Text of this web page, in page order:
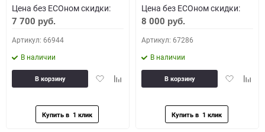
Цена без ECOном скидки:
7 700 руб.
Артикул: 66944
В наличии
ДобавитьДобавить
В корзину
Цена без ECOном скидки:
8 000 руб.
Артикул: 67286
В наличии
Добавить
В корзину